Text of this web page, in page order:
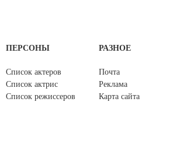
ПЕРСОНЫ
Список актеров
Список актрис
Список режиссеров
РАЗНОЕ
Почта
Реклама
Карта сайта